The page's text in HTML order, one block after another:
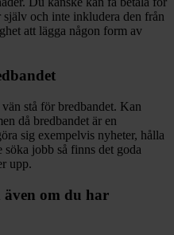
och inte inkludera den från
att lägga någon form av
stå för bredbandet. Kan
då bredbandet är en
sig exempelvis nyheter, hålla
jobb så finns det goda
upp.
om du har